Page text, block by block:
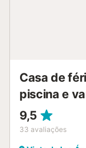
fazer barulho
Casa de
piscina e
9,5
33 avaliações